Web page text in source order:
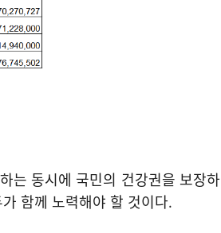
는 동시에 국민의 건강권을 보장하
함께 노력해야 할 것이다.